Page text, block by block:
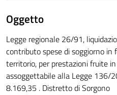
Oggetto
Legge regionale 26/91,
contributo spese di soggiorno
territorio, per prestazioni fruite
assoggettabile alla Legge 136/
8.169,35 . Distretto di Sorgono